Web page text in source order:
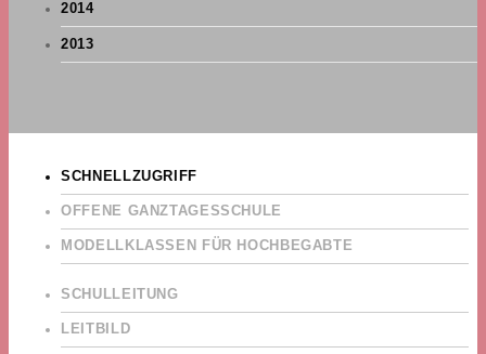
2014
2013
SCHNELLZUGRIFF
OFFENE GANZTAGESSCHULE
MODELLKLASSEN FÜR HOCHBEGABTE
SCHULLEITUNG
LEITBILD